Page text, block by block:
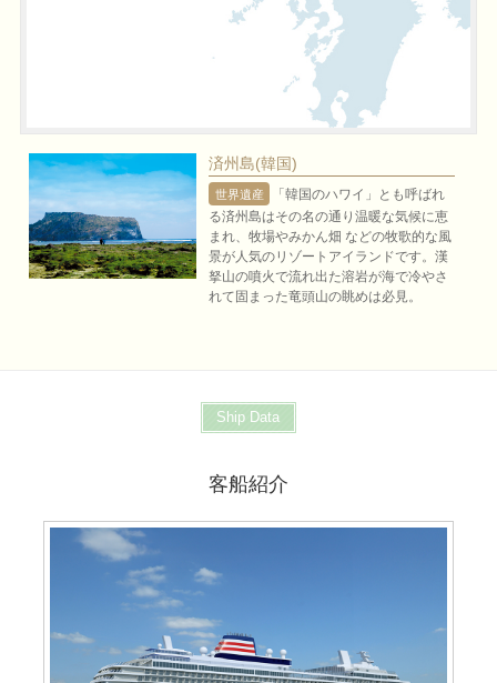
済州島(韓国)
世界遺産
「韓国のハワイ」とも呼ばれ
る済州島はその名の通り温暖な気候に恵
まれ、牧場やみかん畑 などの牧歌的な風
景が人気のリゾートアイランドです。漢
拏山の噴火で流れ出た溶岩が海で冷やさ
れて固まった竜頭山の眺めは必見。
Ship Data
客船紹介